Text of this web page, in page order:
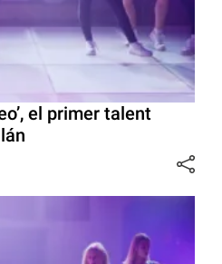
el primer talent